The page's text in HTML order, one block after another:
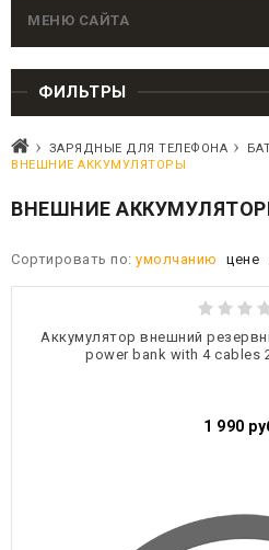
МЕНЮ САЙТА
ФИЛЬТРЫ
ЗАРЯДНЫЕ ДЛЯ ТЕЛЕФОНА
ВНЕШНИЕ АККУМУЛЯТОРЫ
ВНЕШНИЕ
Сортировать по: умолчанию цене
Аккумулятор внешний
power bank with 4 cables
1 990